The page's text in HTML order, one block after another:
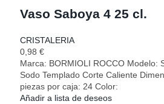
Vaso Saboya 4 25 cl.
CRISTALERIA
0,98 €
Marca: BORMIOLI ROCCO Modelo:
Sodo Templado Corte Caliente
piezas por caja: 24 Color:
Añadir a lista de deseos